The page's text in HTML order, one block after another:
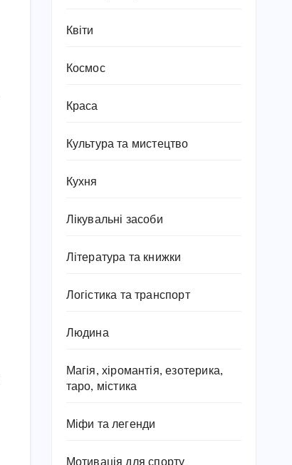
Квіти
Космос
Краса
Культура та мистецтво
Кухня
Лікувальні засоби
Література та книжки
Логістика та транспорт
Людина
Магія, хіромантія, езотерика,
таро, містика
Міфи та легенди
Мотивація для спорту